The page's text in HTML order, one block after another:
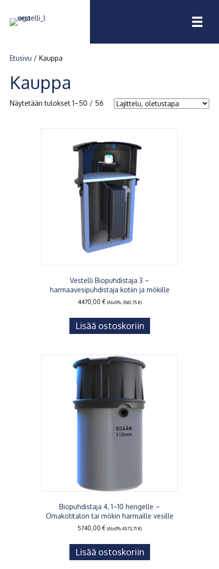
Etusivu / Kauppa
Kauppa
Näytetään tulokset 1–50 / 56
Vestelli Biopuhdistaja 3 –
harmaavesipuhdistaja kotiin ja mökille
4470,00 € (Alv0% 3561,75€)
Lisää ostoskoriin
Biopuhdistaja 4, 1–10 hengelle –
Omakotitalon tai mökin harmaille vesille
5740,00 € (Alv0%4573,71 €)
Lisää ostoskoriin